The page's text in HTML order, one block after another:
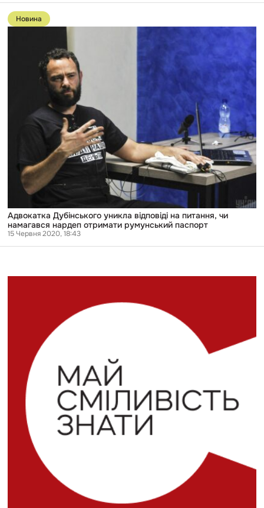
Перейти
до
публікації
отримати
румунський
Новина
Адвокатка Дубінського уникла відповіді на питання, чи
намагався нардеп отримати румунський паспорт
15 Червня 2020, 18:43